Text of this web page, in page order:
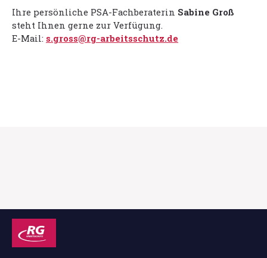
Ihre persönliche PSA-Fachberaterin Sabine Groß
steht Ihnen gerne zur Verfügung.
E-Mail: s.gross@rg-arbeitsschutz.de